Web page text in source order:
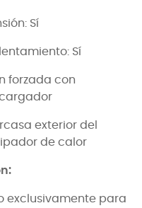
Sí
Sí
forzada con
exterior del
de calor
exclusivamente para